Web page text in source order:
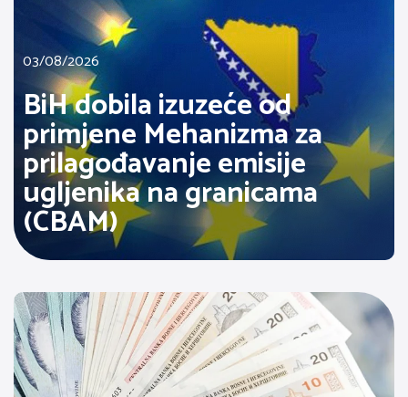
03/08/2026
BiH dobila izuzeće od
primjene Mehanizma za
prilagođavanje emisije
ugljenika na granicama
(CBAM)